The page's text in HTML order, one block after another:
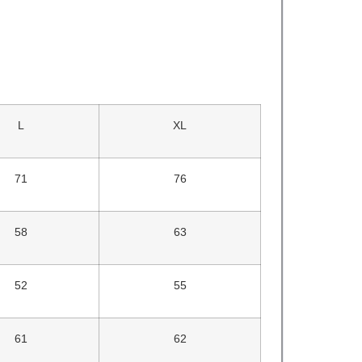
L XL
71 76
58 63
52 55
61 62